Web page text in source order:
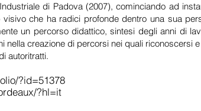
di Padova (2007), cominciando ad
che ha radici profonde dentro una sua
un percorso didattico, sintesi degli anni di
nella creazione di percorsi nei quali riconoscersi
autoritratti.
?id=51378
?hl=it